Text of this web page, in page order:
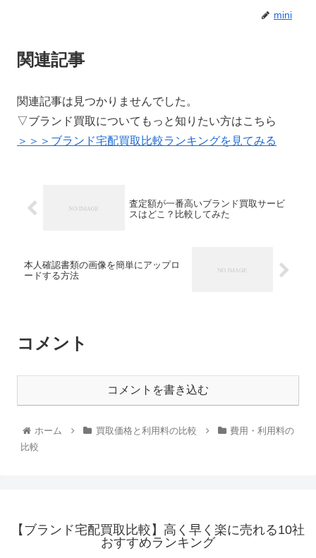
mini
関連記事
関連記事は見つかりませんでした。
▽ブランド買取についてもっと知りたい方はこちら
＞＞＞ブランド宅配買取比較ランキングを見てみる
査定額が一番高いブランド買取サービ
スはどこ？比較してみた
本人確認書類の画像を簡単にアップロ
ードする方法
コメント
コメントを書き込む
ホーム 買取価格と利用料の比較
費用・利用料の
比較
【ブランド宅配買取比較】高く早く楽に売れる10社
おすすめランキング